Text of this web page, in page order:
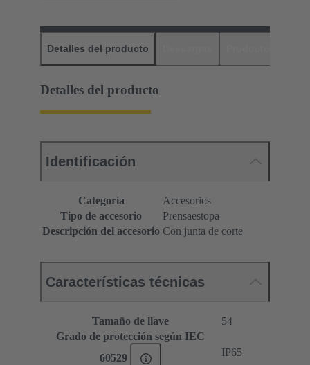
Detalles del producto
Detalles del producto
Identificación
Categoría
Accesorios
Tipo de accesorio
Prensaestopa
Descripción del accesorio Con junta de corte
Características técnicas
Tamaño de llave
54
Grado de protección según IEC
60529
IP65